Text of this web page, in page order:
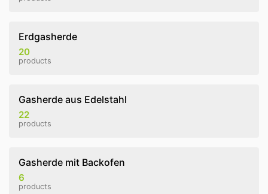
Erdgasherde
20
products
Gasherde aus Edelstahl
22
products
Gasherde mit Backofen
6
products